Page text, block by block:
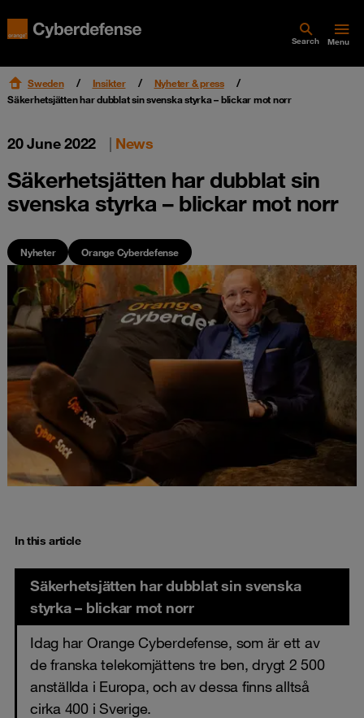
Search Menu
Sweden Insikter
Nyheter & press
Säkerhetsjätten har dubblat sin svenska styrka – blickar mot norr
20 June 2022 | News
Säkerhetsjätten har dubblat sin
svenska styrka – blickar mot norr
Nyheter Orange Cyberdefense
In this article
Säkerhetsjätten har dubblat sin svenska
styrka – blickar mot norr
Idag har Orange Cyberdefense, som är ett av
de franska telekomjättens tre ben, drygt 2 500
anställda i Europa, och av dessa finns alltså
cirka 400 i Sverige.